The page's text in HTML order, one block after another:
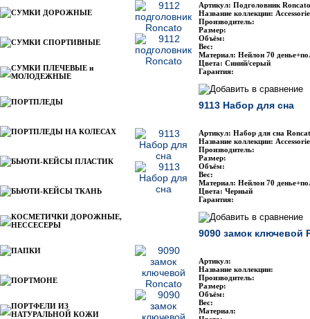
СУМКИ ДОРОЖНЫЕ
СУМКИ СПОРТИВНЫЕ
СУМКИ ПЛЕЧЕВЫЕ и
МОЛОДЕЖНЫЕ
ПОРТПЛЕДЫ
ПОРТПЛЕДЫ НА КОЛЕСАХ
БЬЮТИ-КЕЙСЫ ПЛАСТИК
БЬЮТИ-КЕЙСЫ ТКАНЬ
КОСМЕТИЧКИ ДОРОЖНЫЕ,
НЕССЕСЕРЫ
ПАПКИ
ПОРТМОНЕ
ПОРТФЕЛИ ИЗ
НАТУРАЛЬНОЙ КОЖИ
Артикул: Подголовник
Название коллекции:
Производитель:
Размер:
Объём:
Вес:
Материал: Нейлон 70
Цвета: Синий/серый
Гарантия:
9113 Набор для сна
Артикул: Набор для сна
Название коллекции:
Производитель:
Размер:
Объём:
Вес:
Материал: Нейлон 70
Цвета: Черный
Гарантия:
9090 замок ключевой
Артикул:
Название коллекции:
Производитель:
Размер:
Объём:
Вес:
Материал: